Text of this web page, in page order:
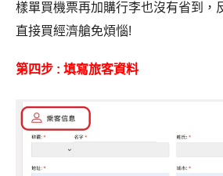
樣單買機票再加購行李也沒有省到，
直接買經濟艙免煩惱!
第四步 : 填寫旅客資料